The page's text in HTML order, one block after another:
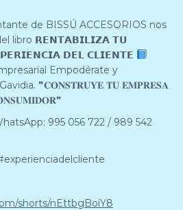
de BISSÚ ACCESORIOS nos
libro 𝗥𝗘𝗡𝗧𝗔𝗕𝗜𝗟𝗜𝗭𝗔 𝗧𝗨
𝗗𝗘𝗟 𝗖𝗟𝗜𝗘𝗡𝗧𝗘
Empodérate y
❞𝐂𝐎𝐍𝐒𝐓𝐑𝐔𝐘𝐄 𝐓𝐔 𝐄𝐌𝐏𝐑𝐄𝐒𝐀
995 056 722 / 989 542
shorts/nEttbgBoiY8